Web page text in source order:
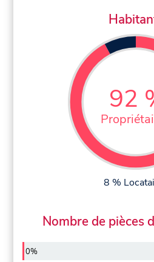
92
8 %
Nombre de pièces
0%